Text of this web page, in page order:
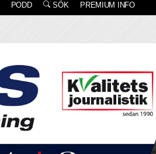
PODD SÖK PREMIUM INFO